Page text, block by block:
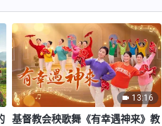
13:16
基督教会秧歌舞《有幸遇神来》教